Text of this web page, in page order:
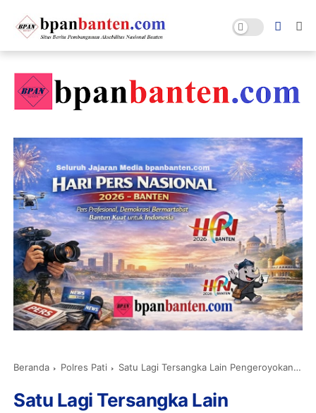
Beranda Polres Pati Satu Lagi Tersangka Lain Pengeroyokan di Sumbersuko Sukolilo Ditangkap Sat Reskrim Polresta Pati
Satu Lagi Tersangka Lain